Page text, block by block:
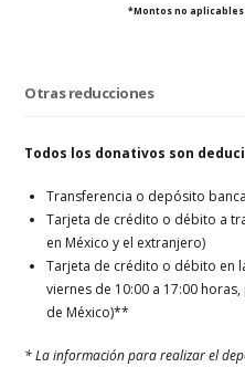
*Montos no
Otras reducciones
Todos los donativos son
Transferencia o depósito
Tarjeta de crédito o débito a
en México y el extranjero)
Tarjeta de crédito o débito en
viernes de 10:00 a 17:00
de México)**
* La información para realizar el